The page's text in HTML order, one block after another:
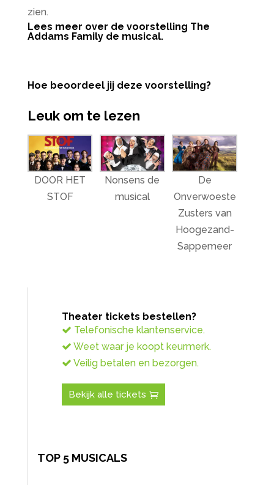
zien.
Lees meer over de voorstelling The
Addams Family de musical.
Hoe beoordeel jij deze voorstelling?
Leuk om te lezen
DOOR HET
STOF
Nonsens de
musical
De
Onverwoeste
Zusters van
Hoogezand-
Sappemeer
Theater tickets bestellen?
Telefonische klantenservice.
Weet waar je koopt keurmerk.
Veilig betalen en bezorgen.
Bekijk alle tickets
TOP 5 MUSICALS